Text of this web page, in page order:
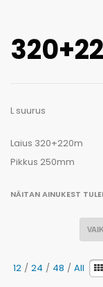
L suurus
Laius 320+220m
Pikkus 250mm
NÄITAN AINUKEST
12 / 24 / 48 / All